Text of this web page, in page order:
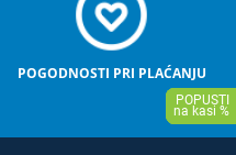
POGODNOSTI PRI PLAĆANJU